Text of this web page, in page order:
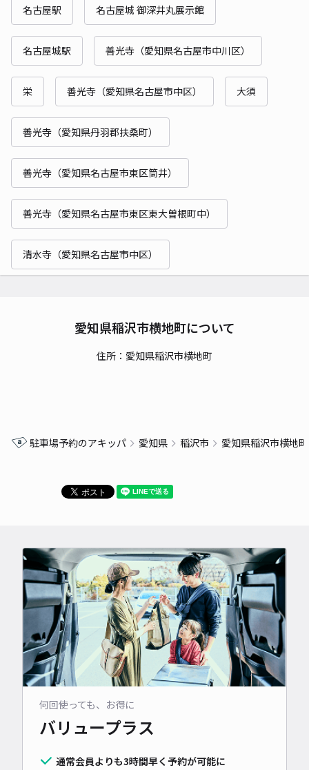
名古屋駅 名古屋城 御深井丸展示館
名古屋城駅 善光寺（愛知県名古屋市中川区）
栄 善光寺（愛知県名古屋市中区） 大須
善光寺（愛知県丹羽郡扶桑町）
善光寺（愛知県名古屋市東区筒井）
善光寺（愛知県名古屋市東区東大曽根町中）
清水寺（愛知県名古屋市中区）
愛知県稲沢市横地町について
住所：愛知県稲沢市横地町
駐車場予約のアキッパ 愛知県 稲沢市 愛知県稲沢市横地
何回使っても、お得に
バリュープラス
通常会員よりも3時間早く予約が可能に